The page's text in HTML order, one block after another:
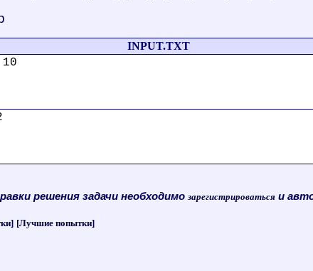
INPUT.TXT
решения задачи необходимо зарегистрироваться и
[Лучшие попытки]